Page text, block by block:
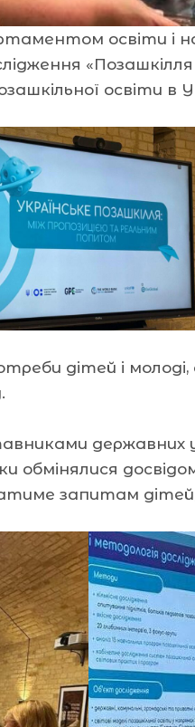
освіти і
освіти в
дітей і
державних
обмінялися
запитам